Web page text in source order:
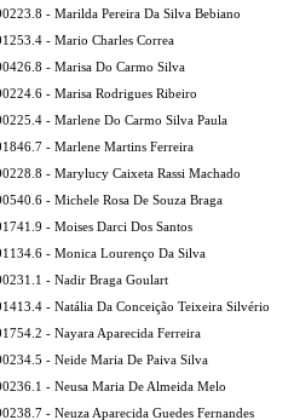
- Marilda Pereira Da Silva Bebiano
- Mario Charles Correa
- Marisa Do Carmo Silva
- Marisa Rodrigues Ribeiro
- Marlene Do Carmo Silva Paula
- Marlene Martins Ferreira
- Marylucy Caixeta Rassi Machado
- Michele Rosa De Souza Braga
- Moises Darci Dos Santos
- Monica Lourenço Da Silva
- Nadir Braga Goulart
- Natália Da Conceição Teixeira Silvério
- Nayara Aparecida Ferreira
- Neide Maria De Paiva Silva
- Neusa Maria De Almeida Melo
- Neuza Aparecida Guedes Fernandes